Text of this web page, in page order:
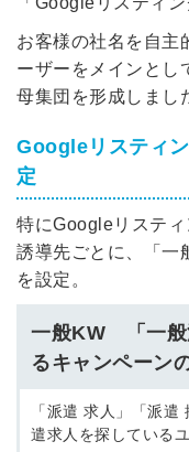
お客様の社名を自主
ーザーをメインとし
母集団を形成しまし
Googleリスティ
定
特にGoogleリステ
誘導先ごとに、「一
を設定。
一般KW 「一般
るキャンペーン
「派遣 求人」「派
遣求人を探している